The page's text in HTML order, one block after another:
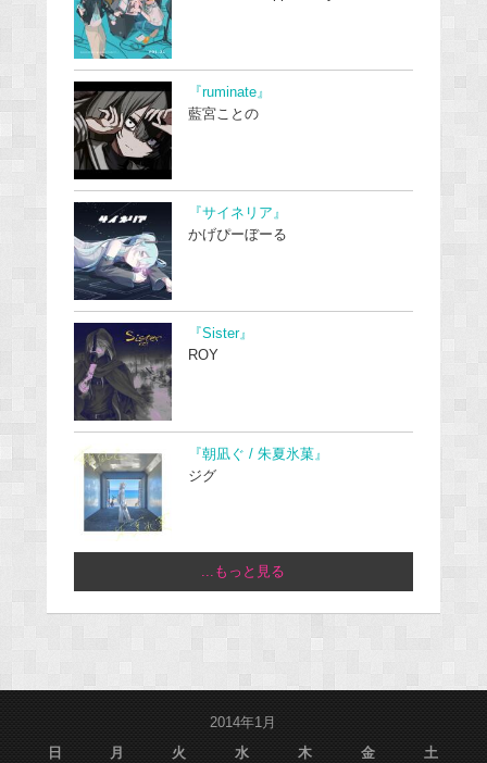
『ruminate』
藍宮ことの
『サイネリア』
かげぴーぼーる
『Sister』
ROY
『朝凪ぐ / 朱夏氷菓』
ジグ
...もっと見る
2014年1月
日
月 火 水 木 金 土